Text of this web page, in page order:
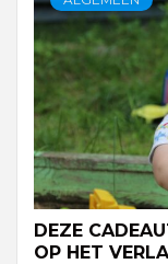
DEZE
OP HET